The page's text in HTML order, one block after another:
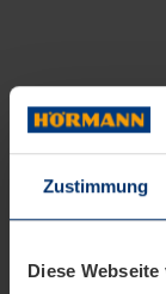
Zustimmung
Diese